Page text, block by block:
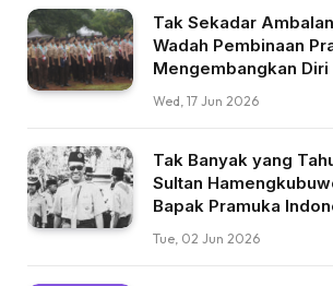
Tak Sekadar
Wadah Pembinaan
Mengembangkan Diri
Wed, 17 Jun 2026
Tak Banyak yang
Sultan
Bapak Pramuka
Tue, 02 Jun 2026